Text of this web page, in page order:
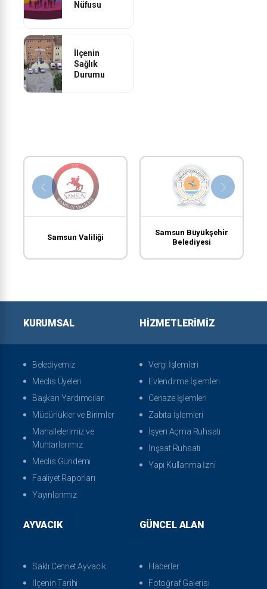
Nüfusu
İlçenin
Sağlık
Durumu
Samsun Valiliği
Samsun Büyükşehir
Belediyesi
KURUMSAL
Belediyemiz
Meclis Üyeleri
Başkan Yardımcıları
Müdürlükler ve Birimler
Mahallelerimiz ve
Muhtarlarımız
Meclis Gündemi
Faaliyet Raporları
Yayınlarımız
HIZMETLERIMIZ
Vergi İşlemleri
Evlendirme İşlemleri
Cenaze İşlemleri
Zabıta İşlemleri
İşyeri Açma Ruhsatı
İnşaat Ruhsatı
Yapı Kullanma İzni
AYVACIK
Saklı Cennet Ayvacık
İlçenin Tarihi
GÜNCEL ALAN
Haberler
Fotoğraf Galerisi